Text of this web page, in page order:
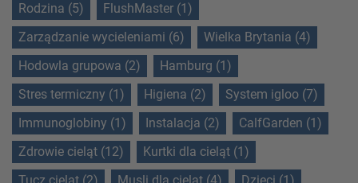
Rodzina (5)
FlushMaster (1)
Zarządzanie wycieleniami (6)
Wielka Brytania (4)
Hodowla grupowa (2)
Hamburg (1)
Stres termiczny (1)
Higiena (2)
System igloo (7)
Immunoglobiny (1)
Instalacja (2)
CalfGarden (1)
Zdrowie cieląt (12)
Kurtki dla cieląt (1)